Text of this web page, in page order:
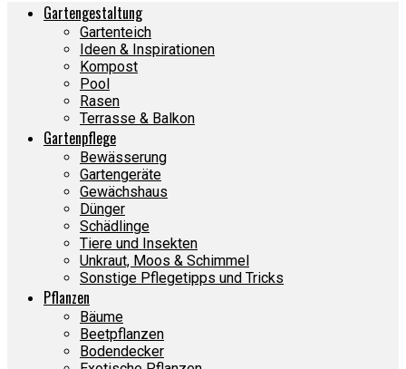
Gartengestaltung
Gartenteich
Ideen & Inspirationen
Kompost
Pool
Rasen
Terrasse & Balkon
Gartenpflege
Bewässerung
Gartengeräte
Gewächshaus
Dünger
Schädlinge
Tiere und Insekten
Unkraut, Moos & Schimmel
Sonstige Pflegetipps und Tricks
Pflanzen
Bäume
Beetpflanzen
Bodendecker